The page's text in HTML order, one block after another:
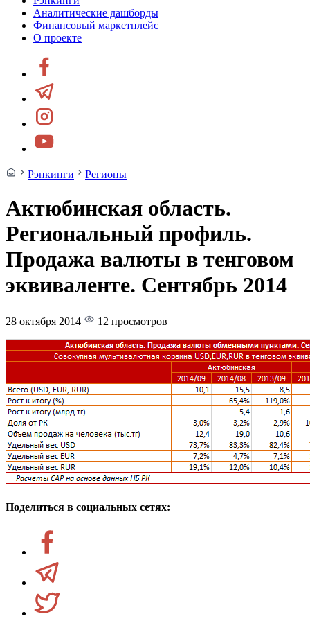
Аналитические дашборды
Финансовый маркетплейс
О проекте
Рэнкинги Регионы
Актюбинская область.
Региональный профиль.
Продажа валюты в тенговом
эквиваленте. Сентябрь 2014
28 октября 2014 12 просмотров
Поделиться в социальных сетях: